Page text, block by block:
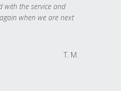
with the service and
when we are next
T. M.